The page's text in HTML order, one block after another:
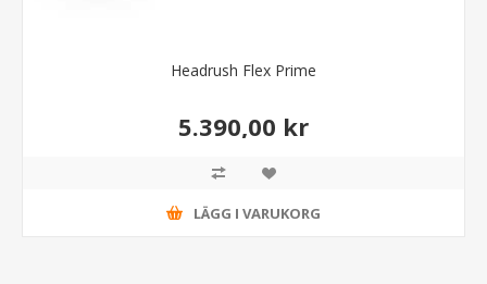
Headrush Flex Prime
5.390,00 kr
LÄGG I VARUKORG